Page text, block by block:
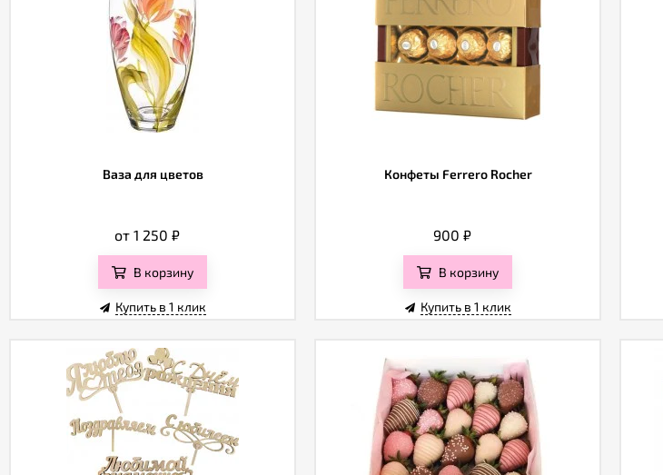
Ваза для цветов
от 1 250 ₽
В корзину
Купить в 1 клик
Конфеты Ferrero Rocher
900 ₽
В корзину
Купить в 1 клик